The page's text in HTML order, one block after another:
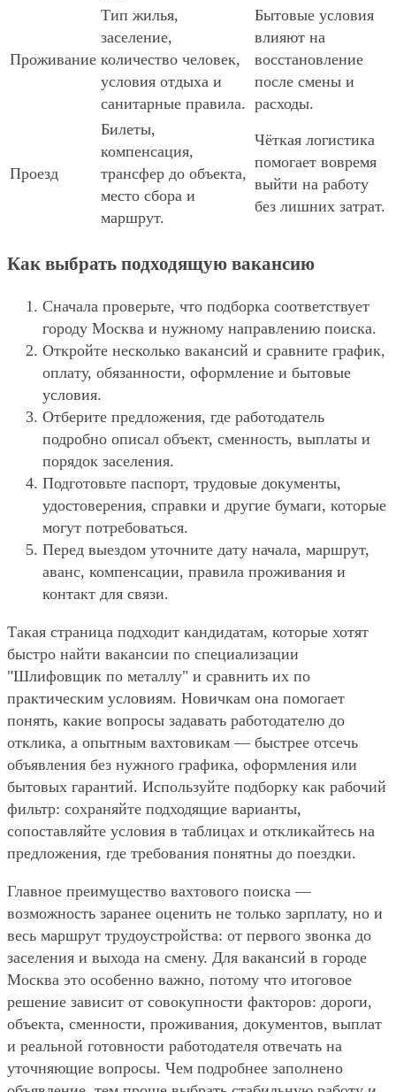
Проживание
Тип жилья,
заселение,
количество человек,
условия отдыха и
санитарные правила.
Бытовые условия
влияют на
восстановление
после смены и
расходы.
Проезд
Билеты,
компенсация,
трансфер до объекта,
место сбора и
маршрут.
Чёткая логистика
помогает вовремя
выйти на работу
без лишних затрат.
Как выбрать подходящую вакансию
Сначала проверьте, что подборка соответствует
городу Москва и нужному направлению поиска.
Откройте несколько вакансий и сравните график,
оплату, обязанности, оформление и бытовые
условия.
Отберите предложения, где работодатель
подробно описал объект, сменность, выплаты и
порядок заселения.
Подготовьте паспорт, трудовые документы,
удостоверения, справки и другие бумаги, которые
могут потребоваться.
Перед выездом уточните дату начала, маршрут,
аванс, компенсации, правила проживания и
контакт для связи.
Такая страница подходит кандидатам, которые хотят
быстро найти вакансии по специализации
"Шлифовщик по металлу" и сравнить их по
практическим условиям. Новичкам она помогает
понять, какие вопросы задавать работодателю до
отклика, а опытным вахтовикам — быстрее отсечь
объявления без нужного графика, оформления или
бытовых гарантий. Используйте подборку как рабочий
фильтр: сохраняйте подходящие варианты,
сопоставляйте условия в таблицах и откликайтесь на
предложения, где требования понятны до поездки.
Главное преимущество вахтового поиска —
возможность заранее оценить не только зарплату, но и
весь маршрут трудоустройства: от первого звонка до
заселения и выхода на смену. Для вакансий в городе
Москва это особенно важно, потому что итоговое
решение зависит от совокупности факторов: дороги,
объекта, сменности, проживания, документов, выплат
и реальной готовности работодателя отвечать на
уточняющие вопросы. Чем подробнее заполнено